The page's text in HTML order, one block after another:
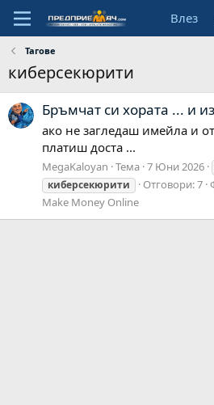
Влез
Тагове
киберсекюрити
Бръмчат си хората ... и
ако не загледаш имейла и
платиш доста ...
MegaKaloyan Тема 7 Юни 2026
киберсекюрити
Отговори: 7
Make Money Online